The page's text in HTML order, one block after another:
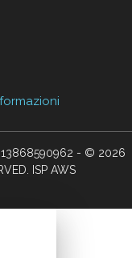
13868590962 - © 2026
ISP AWS